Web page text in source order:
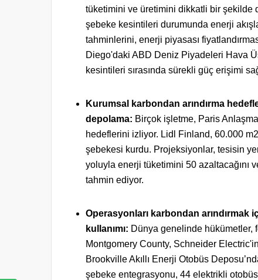
tüketimini ve üretimini dikkatli bir şekilde
şebeke kesintileri durumunda enerji
tahminlerini, enerji piyasası
Diego'daki ABD Deniz Piyadeleri Hava
kesintileri sırasında sürekli güç erişimi
Kurumsal karbondan arındırma
depolama: Birçok işletme, Paris
hedeflerini izliyor. Lidl Finland, 60.000
şebekesi kurdu. Projeksiyonlar, tesisin
yoluyla enerji tüketimini 50 azaltacağını
tahmin ediyor.
Operasyonları karbondan arındırmak
kullanımı: Dünya genelinde hükümetler,
Montgomery County, Schneider
Brookville Akıllı Enerji Otobüs
şebeke entegrasyonu, 44 elektrikli